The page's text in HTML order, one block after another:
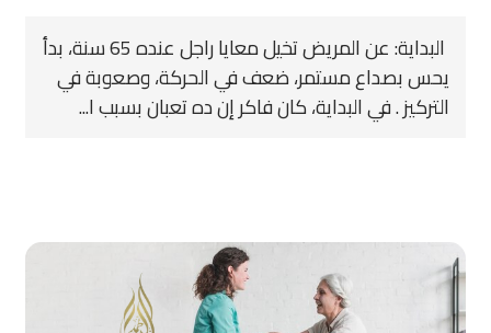
‍ البداية: عن المريض تخيل معايا راجل عنده 65 سنة، بدأ
يحس بصداع مستمر، ضعف في الحركة، وصعوبة في
التركيز . في البداية، كان فاكر إن ده تعبان بسبب ا...